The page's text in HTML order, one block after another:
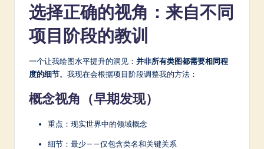
选择正确的视角：来自不同
项目阶段的教训
一个让我绘图水平提升的洞见： 并非所有类图都需要相同程
度的细节。我现在会根据项目阶段调整我的方法：
概念视角（早期发现）
重点：现实世界中的领域概念
细节：最少——仅包含类名和关键关系